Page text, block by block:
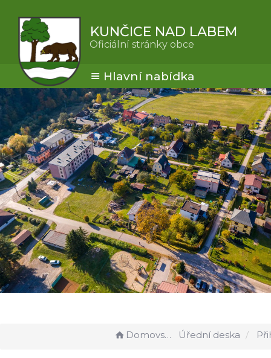
KUNČICE NAD LABEM
Oficiální stránky obce
Hlavní nabídka
Domovská stránka Úřední deska